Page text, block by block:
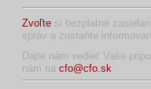
Zvoľte si bezplatné
správ a zostaňte
Dajte nám vedieť Vaše
nám na cfo@cfo.sk.